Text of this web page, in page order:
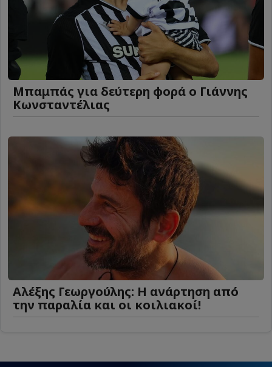
Μπαμπάς για δεύτερη φορά ο Γιάννης
Κωνσταντέλιας
Αλέξης Γεωργούλης: Η ανάρτηση από
την παραλία και οι κοιλιακοί!